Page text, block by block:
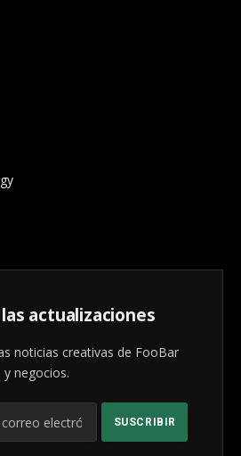
actualizaciones
noticias creativas de FooBar
negocios.